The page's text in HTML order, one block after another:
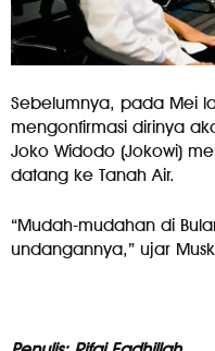
Sebelumnya, pada Mei
mengonfirmasi dirinya
Joko Widodo (Jokowi)
datang ke Tanah Air.
“Mudah-mudahan di
undangannya,” ujar